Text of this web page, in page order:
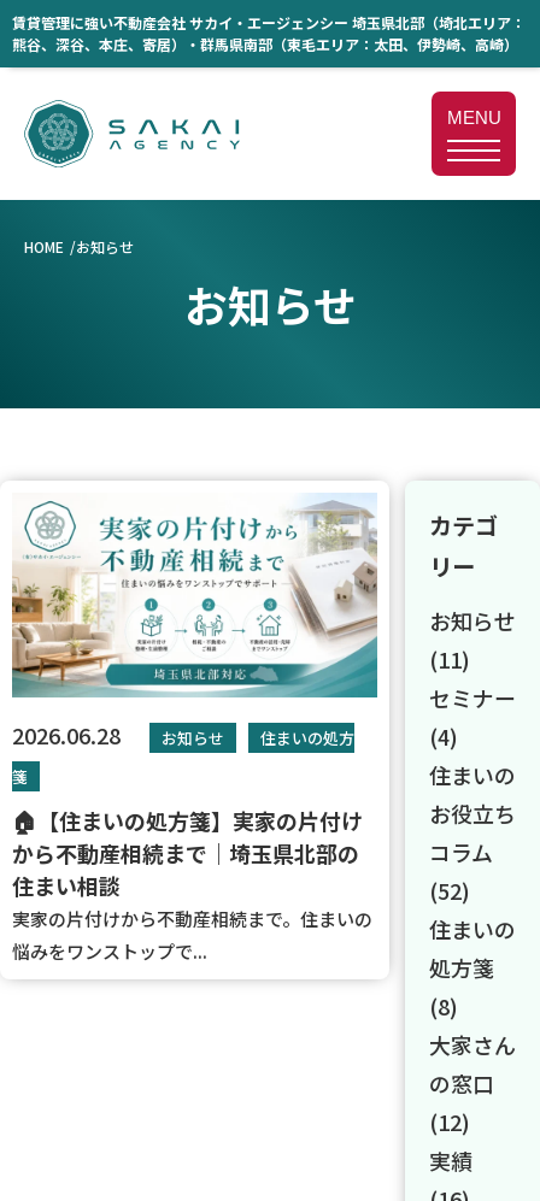
賃貸管理に強い不動産会社 サカイ・エージェンシー 埼玉県北部（埼北エリア：
熊谷、深谷、本庄、寄居）・群馬県南部（東毛エリア：太田、伊勢崎、高崎）
MENU
お知らせ
HOME お知らせ
2026.06.28 お知らせ
住まいの処方
箋
🏠【住まいの処方箋】実家の片付け
から不動産相続まで｜埼玉県北部の
住まい相談
実家の片付けから不動産相続まで。住まいの
悩みをワンストップで...
カテゴ
リー
お知らせ
(11)
セミナー
(4)
住まいの
お役立ち
コラム
(52)
住まいの
処方箋
(8)
大家さん
の窓口
(12)
実績